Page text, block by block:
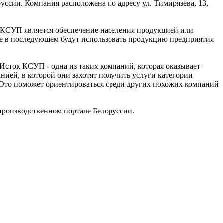
Компания расположена по адресу ул. Тимирязева, 13,
является обеспечение населения продукцией или
последующем будут использовать продукцию предприятия
КСУП - одна из таких компаний, которая оказывает
в которой они захотят получить услуги категории
поможет ориентироваться среди других похожих компаний
портале Белоруссии.